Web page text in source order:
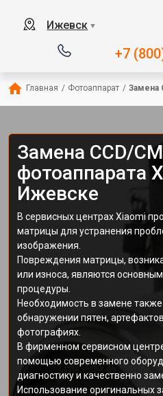
Ижевск ▼
+7
Главная / Фотоаппарат / Замена
Замена CCD/
фотоаппарата
Ижевске
В сервисных центрах Xiaomi
матрицы для устранения
изображения.
Повреждения матрицы,
или износа, являются
процедуры.
Необходимость в замене
обнаружении пятен,
фотографиях.
В фирменном сервисном
помощью современного
диагностику и качественно
Использование оригинальных